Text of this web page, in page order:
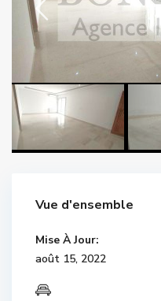
Vue d'ensemble
Mise À Jour:
août 15, 2022